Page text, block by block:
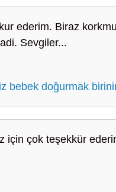
ederim. Biraz
Sevgiler...
bebek doğurmak
için çok teşekkür